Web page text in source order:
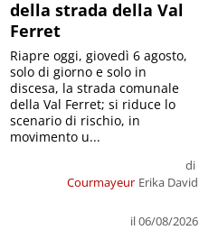
della strada della Val
Ferret
Courmayeur
di
Erika David
il 06/08/2026
Riapre oggi, giovedì 6 agosto,
solo di giorno e solo in
discesa, la strada comunale
della Val Ferret; si riduce lo
scenario di rischio, in
movimento u...